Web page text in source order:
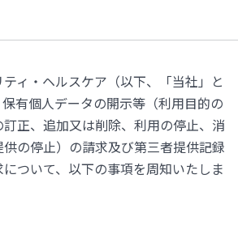
ィ・ヘルスケア（以下、「当社」と
有個人データの開示等（利用目的の
正、追加又は削除、利用の停止、消
の停止）の請求及び第三者提供記録
ついて、以下の事項を周知いたしま